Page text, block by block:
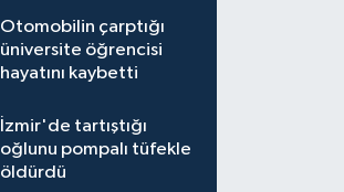
Otomobilin çarptığı
üniversite öğrencisi
hayatını kaybetti
İzmir'de tartıştığı
oğlunu pompalı tüfekle
öldürdü